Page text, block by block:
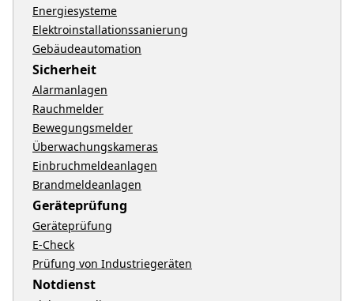
Energiesysteme
Elektroinstallationssanierung
Gebäudeautomation
Sicherheit
Alarmanlagen
Rauchmelder
Bewegungsmelder
Überwachungskameras
Einbruchmeldeanlagen
Brandmeldeanlagen
Geräteprüfung
Geräteprüfung
E-Check
Prüfung von Industriegeräten
Notdienst